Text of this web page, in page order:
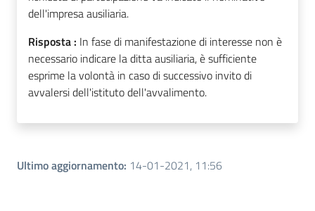
dell'impresa ausiliaria.
Risposta : In fase di manifestazione di interesse non è
necessario indicare la ditta ausiliaria, è sufficiente
esprime la volontà in caso di successivo invito di
avvalersi dell'istituto dell'avvalimento.
Ultimo aggiornamento: 14-01-2021, 11:56